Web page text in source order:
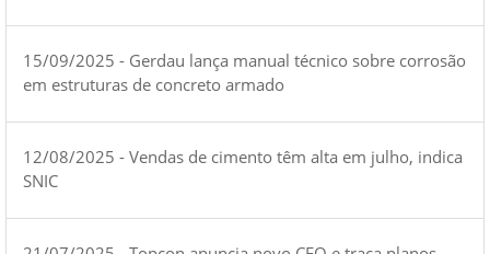
15/09/2025 - Gerdau lança manual técnico sobre corrosão
em estruturas de concreto armado
12/08/2025 - Vendas de cimento têm alta em julho, indica
SNIC